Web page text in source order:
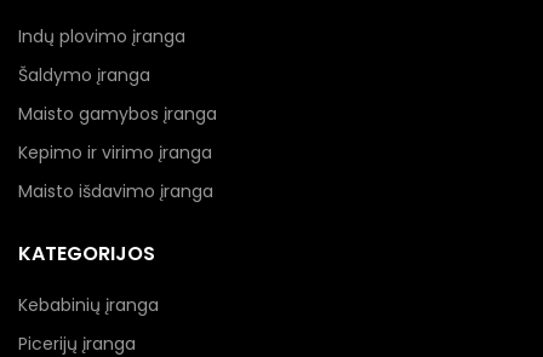
Indų plovimo įranga
Šaldymo įranga
Maisto gamybos įranga
Kepimo ir virimo įranga
Maisto išdavimo įranga
KATEGORIJOS
Kebabinių įranga
Picerijų įranga